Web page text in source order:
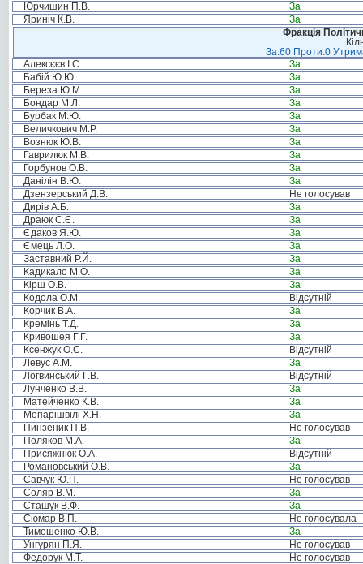
Юрчишин П.В.
За
Яриніч К.В.
За
Фракція
За:60 Проти:0
Алексєєв І.С.
За
Бабій Ю.Ю.
За
Береза Ю.М.
За
Бондар М.Л.
За
Бурбак М.Ю.
За
Величкович М.Р.
За
Вознюк Ю.В.
За
Гаврилюк М.В.
За
Горбунов О.В.
За
Данілін В.Ю.
За
Дзензерський Д.В.
Не голосував
Дирів А.Б.
За
Драюк С.Є.
За
Єдаков Я.Ю.
За
Ємець Л.О.
За
Заставний Р.Й.
За
Кадикало М.О.
За
Кірш О.В.
За
Кодола О.М.
Відсутній
Корчик В.А.
За
Кремінь Т.Д.
За
Кривошея Г.Г.
За
Ксенжук О.С.
Відсутній
Левус А.М.
За
Логвинський Г.В.
Відсутній
Лунченко В.В.
За
Матейченко К.В.
За
Мепарішвілі Х.Н.
За
Пинзеник П.В.
Не голосував
Поляков М.А.
За
Присяжнюк О.А.
Відсутній
Романовський О.В.
За
Савчук Ю.П.
Не голосував
Соляр В.М.
За
Сташук В.Ф.
За
Сюмар В.П.
Не голосувала
Тимошенко Ю.В.
За
Унгурян П.Я.
Не голосував
Федорук М.Т.
Не голосував